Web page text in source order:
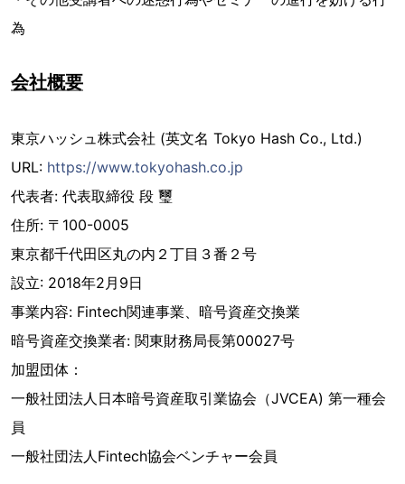
為
会社概要
東京ハッシュ株式会社 (英文名 Tokyo Hash Co., Ltd.)
URL: https://www.tokyohash.co.jp
代表者: 代表取締役 段 璽
住所: 〒100-0005
東京都千代田区丸の内２丁目３番２号
設立: 2018年2月9日
事業内容: Fintech関連事業、暗号資産交換業
暗号資産交換業者: 関東財務局長第00027号
加盟団体：
一般社団法人日本暗号資産取引業協会（JVCEA) 第一種会
員
一般社団法人Fintech協会ベンチャー会員